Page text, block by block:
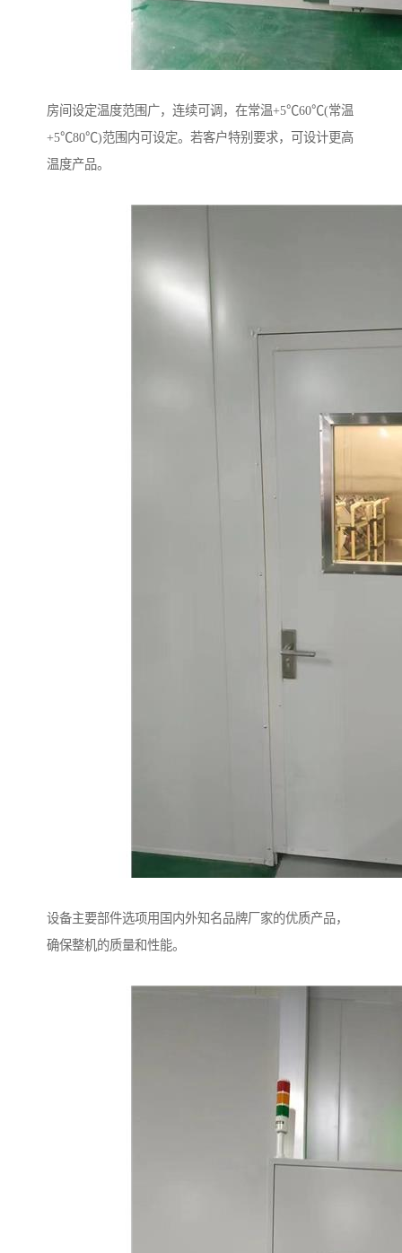
房间设定温度范围广，连续可调，在常温+5℃60℃(常温
+5℃80℃)范围内可设定。若客户特别要求，可设计更高
温度产品。
设备主要部件选项用国内外知名品牌厂家的优质产品，
确保整机的质量和性能。